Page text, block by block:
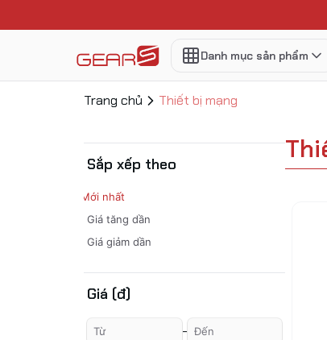
Danh mục sản phẩm
Màn hình
Trang chủ Thiết bị mạng
Sắp xếp theo
Mới nhất
Giá tăng dần
Giá giảm dần
Giá (đ)
-